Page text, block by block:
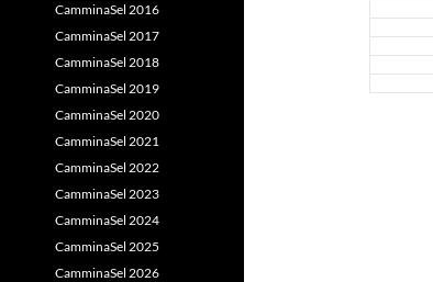
CamminaSel 2016
CamminaSel 2017
CamminaSel 2018
CamminaSel 2019
CamminaSel 2020
CamminaSel 2021
CamminaSel 2022
CamminaSel 2023
CamminaSel 2024
CamminaSel 2025
CamminaSel 2026